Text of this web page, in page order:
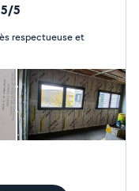
de ma
5
respectueuse et